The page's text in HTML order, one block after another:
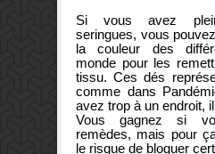
Si vous avez
seringues, vous
la couleur des
monde pour les
tissu. Ces dés
comme dans
avez trop à un endroit,
Vous gagnez si
remèdes, mais pour
le risque de bloquer